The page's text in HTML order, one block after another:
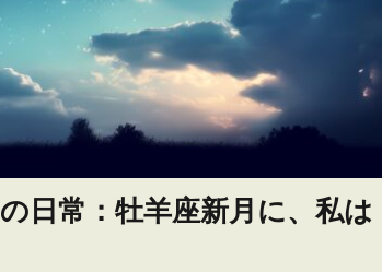
日常：牡羊座新月に、私は